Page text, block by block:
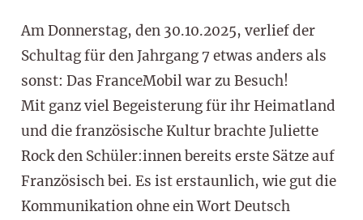
Am Donnerstag, den 30.10.2025, verlief der
Schultag für den Jahrgang 7 etwas anders als
sonst: Das FranceMobil war zu Besuch!
Mit ganz viel Begeisterung für ihr Heimatland
und die französische Kultur brachte Juliette
Rock den Schüler:innen bereits erste Sätze auf
Französisch bei. Es ist erstaunlich, wie gut die
Kommunikation ohne ein Wort Deutsch